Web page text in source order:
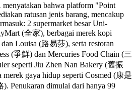
bahwa platform "Point
ratusan jenis barang, mencakup
2 supermarket besar Uni-
(全家), berbagai merek kopi
Louisa (路易莎), serta restoran
(爭鮮) dan Mercuries Food Chain (三
seperti Jiu Zhen Nan Bakery (舊振
gaya hidup seperti Cosmed (康是
Penukaran dimulai dari hanya 99